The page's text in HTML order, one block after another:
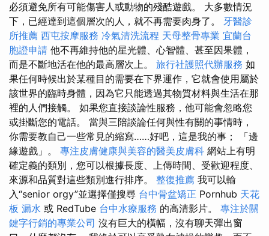
必須避免所有可能傷害人或動物的殘酷遊戲。 大多數情況
下，已經達到這個層次的人，就不再需要肉身了。 牙醫診
所推薦 西屯按摩服務 冷氣清洗流程 天母整骨專業 宜蘭台
胞證申請 他不再維持他的星光體、心智體、甚至因果體，
而是不斷地活在他的最高層次上。 旅行社護照代辦服務 如
果任何時候出於某種目的需要在下界運作，它就會使用屬於
該世界的臨時身體，因為它只能透過其物質材料與生活在那
裡的人們接觸。 如果您直接談論性服務，他可能會忽略您
或掛斷您的電話。 當與三陪談論任何與性有關的事情時，
你需要教自己一些常見的縮寫……好吧，這是我的事； 「邊
緣遊戲」。 專注皮膚健康與美容的醫美皮膚科 網站上有明
確定義的類別，您可以根據長度、上傳時間、受歡迎程度、
來源和品質對這些類別進行排序。 整復推薦 我可以輸
入“senior orgy”並選擇僅搜尋 台中骨盆矯正 Pornhub 天花
板 漏水 或 RedTube 台中水療服務 的高清影片。 專注於關
鍵字行銷的專業公司 沒有巨大的橫幅，沒有聊天彈出窗